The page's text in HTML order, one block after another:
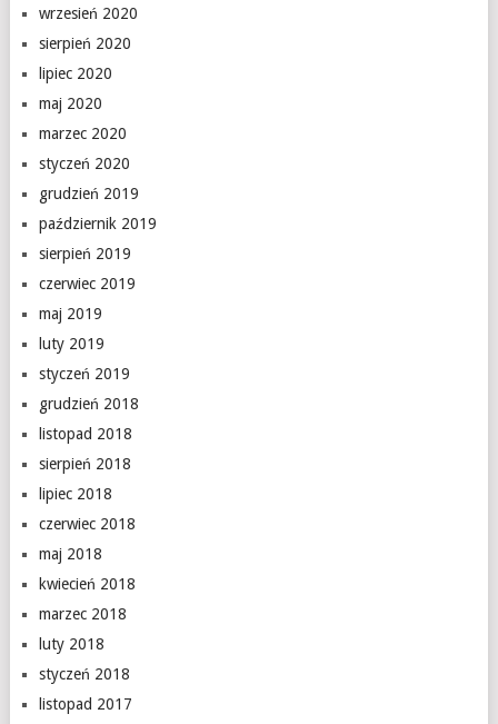
wrzesień 2020
sierpień 2020
lipiec 2020
maj 2020
marzec 2020
styczeń 2020
grudzień 2019
październik 2019
sierpień 2019
czerwiec 2019
maj 2019
luty 2019
styczeń 2019
grudzień 2018
listopad 2018
sierpień 2018
lipiec 2018
czerwiec 2018
maj 2018
kwiecień 2018
marzec 2018
luty 2018
styczeń 2018
listopad 2017